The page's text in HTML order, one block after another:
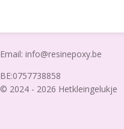
Email: info@resinepoxy.be
BE:0757738858
© 2024 - 2026 Hetkleingelukje